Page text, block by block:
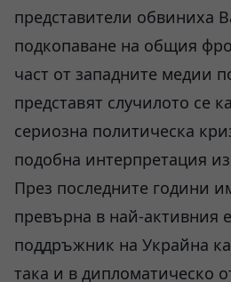
представители обвиниха
подкопаване на общия
част от западните медии
представят случилото се
сериозна политическа
подобна интерпретация
През последните години
превърна в най-активния
поддръжник на Украйна
така и в дипломатическо